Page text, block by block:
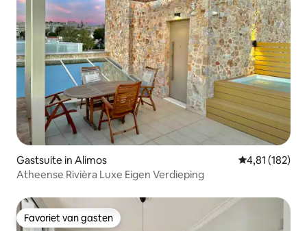
Gastsuite in Alimos Gemiddelde
4,81 (182)
Atheense Rivièra Luxe Eigen Verdieping
Favoriet van gasten
Favoriet van gasten